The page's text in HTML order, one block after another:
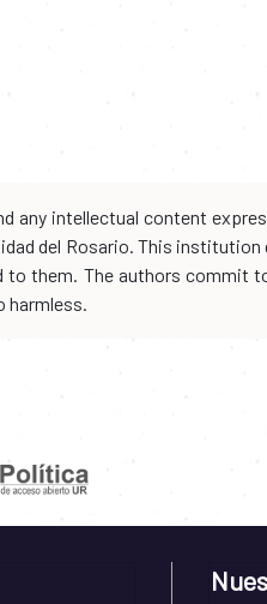
any intellectual content
del Rosario. This
to them. The authors commit
harmless.